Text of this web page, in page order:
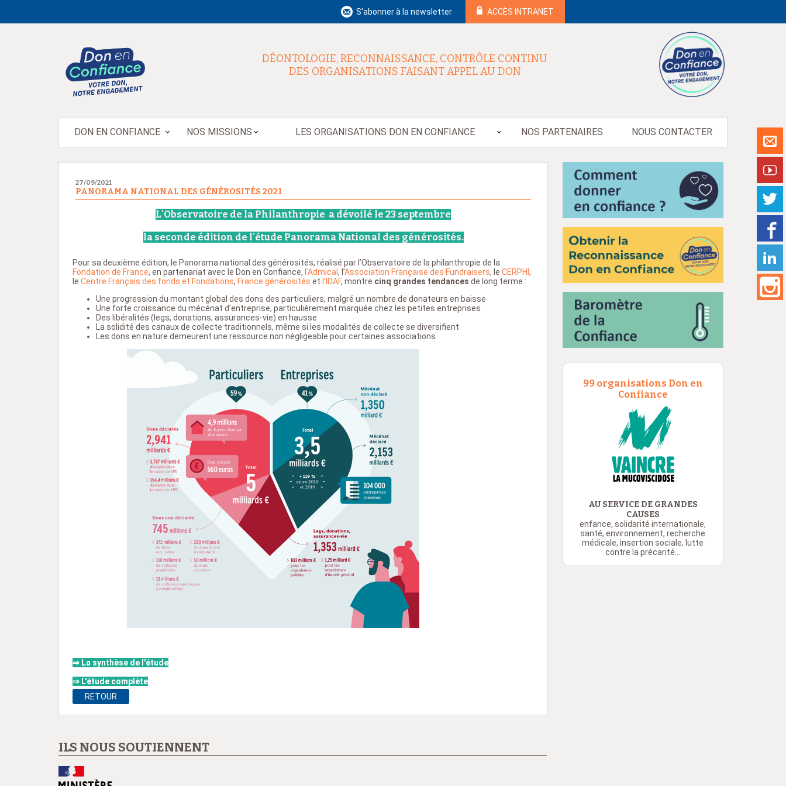
S'abonner à la newsletter ACCÈS INTRANET
DÉONTOLOGIE, RECONNAISSANCE, CONTRÔLE CONTINU
DES ORGANISATIONS FAISANT APPEL AU DON
DON EN CONFIANCE NOS MISSIONS LES ORGANISATIONS DON EN CONFIANCE NOS PARTENAIRES NOUS CONTACTER
27/09/2021
PANORAMA NATIONAL DES GÉNÉROSITÉS 2021
L'Observatoire de la Philanthropie a dévoilé le 23 septembre
la seconde édition de l'étude Panorama National des générosités.
Pour sa deuxième édition, le Panorama national des générosités, réalisé par l’Observatoire de la philanthropie de la
Fondation de France, en partenariat avec le Don en Confiance, l’Admical , l’Association Française des Fundraisers, le CERPHI ,
le Centre Français des fonds et Fondations, France générosités et l’IDAF, montre cinq grandes tendances de long terme :
Une progression du montant global des dons des particuliers, malgré un nombre de donateurs en baisse
Une forte croissance du mécénat d’entreprise, particulièrement marquée chez les petites entreprises
Des libéralités (legs, donations, assurances-vie) en hausse
La solidité des canaux de collecte traditionnels, même si les modalités de collecte se diversifient
Les dons en nature demeurent une ressource non négligeable pour certaines associations
⇒ La synthèse de l'étude
⇒L'étude complète
RETOUR
99 organisations Don en
Confiance
AU SERVICE DE GRANDES
CAUSES
enfance, solidarité internationale,
santé, environnement, recherche
médicale, insertion sociale, lutte
contre la précarité...
ILS NOUS SOUTIENNENT